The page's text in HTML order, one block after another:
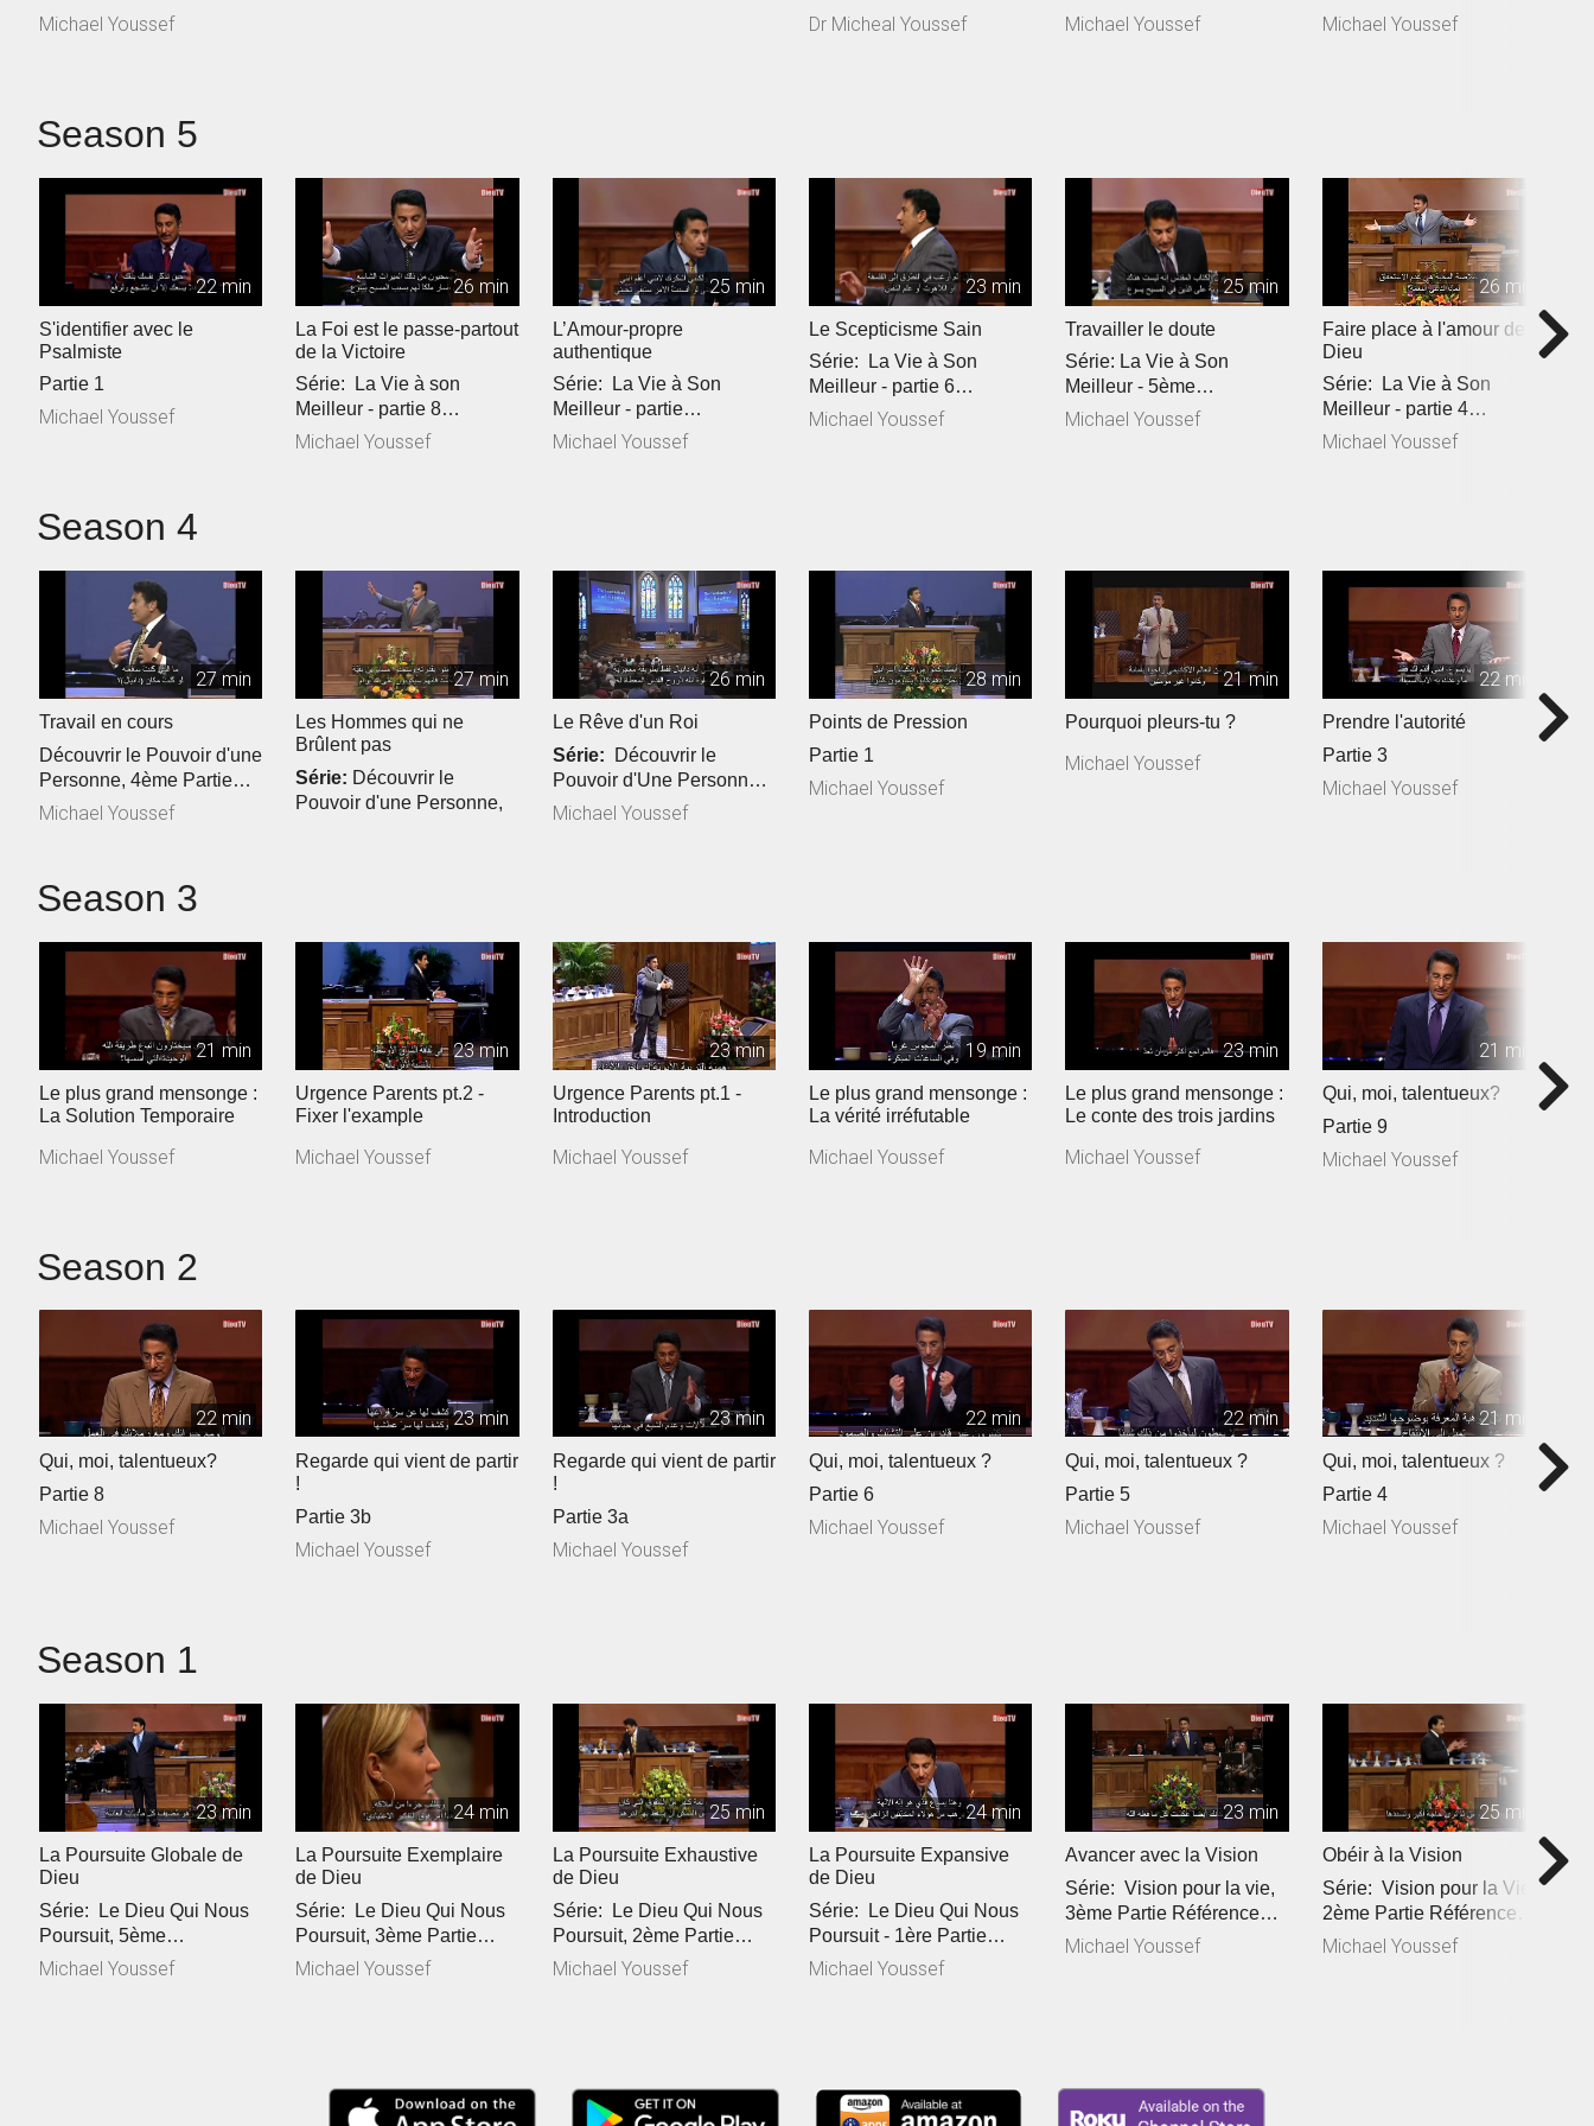
Michael Youssef Dr Micheal Youssef Michael Youssef Michael Youssef
Season 5
22 min
S'identifier avec le
Psalmiste
Partie 1
Michael Youssef
26 min
La Foi est le passe-partout
de la Victoire
Série: La Vie à son
Meilleur - partie 8
Référence Biblique: 1
Michael Youssef
25 min
L’Amour-propre
authentique
Série: La Vie à Son
Meilleur - partie
7Référence Biblique: 1
Michael Youssef
23 min
Le Scepticisme Sain
Série: La Vie à Son
Meilleur - partie 6
Référence Biblique: 1
Michael Youssef
25 min
Travailler le doute
Série: La Vie à Son
Meilleur - 5ème
partieRéférence Biblique:
Michael Youssef
26 min
Faire place à l'amour de
Dieu
Série: La Vie à Son
Meilleur - partie 4
Référence Biblique: 1
Michael Youssef
Season 4
27 min
Travail en cours
Découvrir le Pouvoir d'une
Personne, 4ème Partie
Référence Biblique:
Michael Youssef
27 min
Les Hommes qui ne
Brûlent pas
Série: Découvrir le
Pouvoir d'une Personne,
26 min
Le Rêve d'un Roi
Série: Découvrir le
Pouvoir d'Une Personne,
2ème partie ...
Michael Youssef
28 min
Points de Pression
Partie 1
Michael Youssef
21 min
Pourquoi pleurs-tu ?
Michael Youssef
22 min
Prendre l'autorité
Partie 3
Michael Youssef
Season 3
21 min
Le plus grand mensonge :
La Solution Temporaire
Michael Youssef
23 min
Urgence Parents pt.2 -
Fixer l'example
Michael Youssef
23 min
Urgence Parents pt.1 -
Introduction
Michael Youssef
19 min
Le plus grand mensonge :
La vérité irréfutable
Michael Youssef
23 min
Le plus grand mensonge :
Le conte des trois jardins
Michael Youssef
21 min
Qui, moi, talentueux?
Partie 9
Michael Youssef
Season 2
22 min
Qui, moi, talentueux?
Partie 8
Michael Youssef
23 min
Regarde qui vient de partir
!
Partie 3b
Michael Youssef
23 min
Regarde qui vient de partir
!
Partie 3a
Michael Youssef
22 min
Qui, moi, talentueux ?
Partie 6
Michael Youssef
22 min
Qui, moi, talentueux ?
Partie 5
Michael Youssef
21 min
Qui, moi, talentueux ?
Partie 4
Michael Youssef
Season 1
23 min
La Poursuite Globale de
Dieu
Série: Le Dieu Qui Nous
Poursuit, 5ème
PartieRéférence Biblique:
Michael Youssef
24 min
La Poursuite Exemplaire
de Dieu
Série: Le Dieu Qui Nous
Poursuit, 3ème Partie
Référence Biblique: Luc
Michael Youssef
25 min
La Poursuite Exhaustive
de Dieu
Série: Le Dieu Qui Nous
Poursuit, 2ème Partie
Référence Biblique: Lu...
Michael Youssef
24 min
La Poursuite Expansive
de Dieu
Série: Le Dieu Qui Nous
Poursuit - 1ère Partie
Référence Biblique: Luc...
Michael Youssef
23 min
Avancer avec la Vision
Série: Vision pour la vie,
3ème Partie Référence
Biblique: Exode 14:10...
Michael Youssef
25 min
Obéir à la Vision
Série: Vision pour la Vie,
2ème Partie Référence
Biblique: Actes 26:19
Michael Youssef